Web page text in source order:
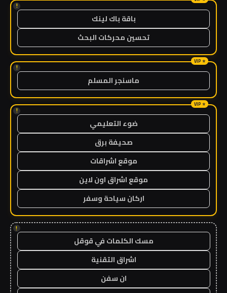
!
باقة باك لينك
تحسين محركات البحث
!
ماسنجر المسلم
!
ضوء التعليمي
صحيفة برق
موقع اشراقات
موقع اشراق اون لاين
اركان سياحة وسفر
!
مسك الكلمات في قوقل
اشراق التقنية
ان سفن